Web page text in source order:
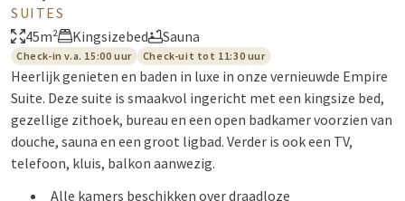
SUITES
45m²
Kingsizebed Sauna
Check-in v.a. 15:00 uur Check-uit tot 11:30 uur
Heerlijk genieten en baden in luxe in onze vernieuwde Empire
Suite. Deze suite is smaakvol ingericht met een kingsize bed,
gezellige zithoek, bureau en een open badkamer voorzien van
douche, sauna en een groot ligbad. Verder is ook een TV,
telefoon, kluis, balkon aanwezig.
Alle kamers beschikken over draadloze